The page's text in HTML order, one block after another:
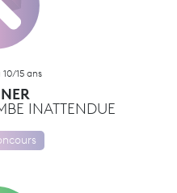
15 ans
INATTENDUE